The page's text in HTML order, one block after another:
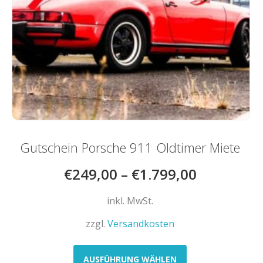
Gutschein Porsche 911 Oldtimer Miete
€249,00 – €1.799,00
inkl. MwSt.
zzgl.Versandkosten
AUSFÜHRUNG WÄHLEN